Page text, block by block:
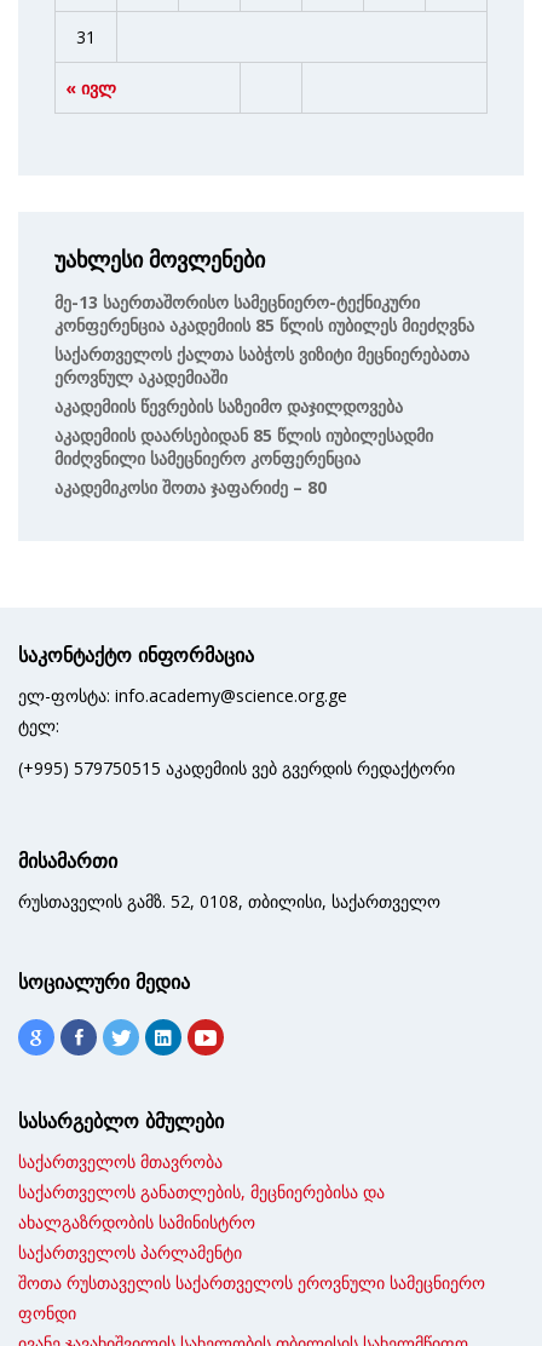
« ივლ
31
უახლესი მოვლენები
Მე-13 Საერთაშორისო Სამეცნიერო-Ტექნიკური
Კონფერენცია Აკადემიის 85 Წლის Იუბილეს Მიეძღვნა
Საქართველოს Ქალთა Საბჭოს Ვიზიტი Მეცნიერებათა
Ეროვნულ Აკადემიაში
Აკადემიის Წევრების Საზეიმო Დაჯილდოვება
Აკადემიის Დაარსებიდან 85 Წლის Იუბილესადმი
Მიძღვნილი Სამეცნიერო Კონფერენცია
Აკადემიკოსი Შოთა Ჯაფარიძე – 80
საკონტაქტო ინფორმაცია
ელ-ფოსტა: info.academy@science.org.ge
ტელ:
(+995) 579750515 აკადემიის ვებ გვერდის რედაქტორი
მისამართი
რუსთაველის გამზ. 52, 0108, თბილისი, საქართველო
სოციალური მედია
სასარგებლო ბმულები
საქართველოს მთავრობა
საქართველოს განათლების, მეცნიერებისა და
ახალგაზრდობის სამინისტრო
საქართველოს პარლამენტი
შოთა რუსთაველის საქართველოს ეროვნული სამეცნიერო
ფონდი